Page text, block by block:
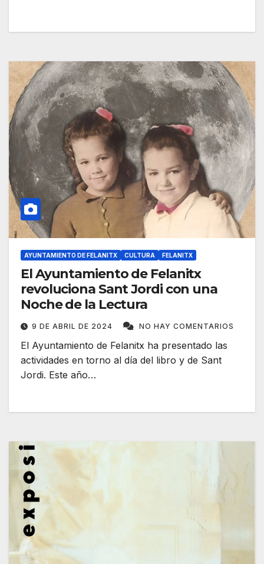
AYUNTAMIENTO DE FELANITX CULTURA FELANITX
El Ayuntamiento de Felanitx
revoluciona Sant Jordi con una
Noche de la Lectura
9 DE ABRIL DE 2024 NO HAY COMENTARIOS
El Ayuntamiento de Felanitx ha presentado las
actividades en torno al día del libro y de Sant
Jordi. Este año…